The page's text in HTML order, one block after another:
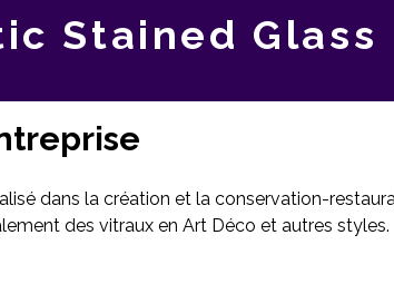
Stained Glass
dans la création et la conservation-
des vitraux en Art Déco et autres styles.